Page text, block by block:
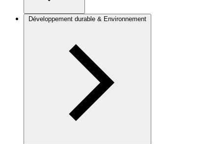
Développement durable & Environnement